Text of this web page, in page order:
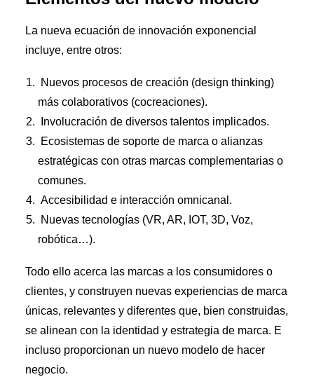
La nueva ecuación de innovación exponencial
incluye, entre otros:
Nuevos procesos de creación (design thinking)
más colaborativos (cocreaciones).
Involucración de diversos talentos implicados.
Ecosistemas de soporte de marca o alianzas
estratégicas con otras marcas complementarias o
comunes.
Accesibilidad e interacción omnicanal.
Nuevas tecnologías (VR, AR, IOT, 3D, Voz,
robótica…).
Todo ello acerca las marcas a los consumidores o
clientes, y construyen nuevas experiencias de marca
únicas, relevantes y diferentes que, bien construidas,
se alinean con la identidad y estrategia de marca. E
incluso proporcionan un nuevo modelo de hacer
negocio.